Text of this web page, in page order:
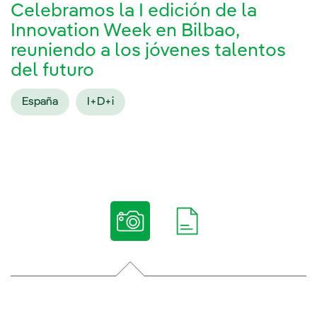
Celebramos la I edición de la
Innovation Week en Bilbao,
reuniendo a los jóvenes talentos
del futuro
España I+D+i